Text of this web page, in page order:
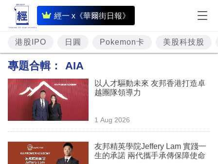
經一 x《華爾街日報》
即
時
財
經
投
資
樓
市
港股IPO 日圓 Pokemon卡 美股科技股
專題合輯： AIA
以人才驅動未來 友邦香港打造卓
越團隊領導力
1 Aug 2026
友邦精英學院Jeffery Lam 實踐一
生的承諾 兩代攜手承傳保障使命